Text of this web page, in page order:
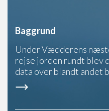
Baggrund
Under Vædderens
rejse jorden rundt blev
data over blandt andet